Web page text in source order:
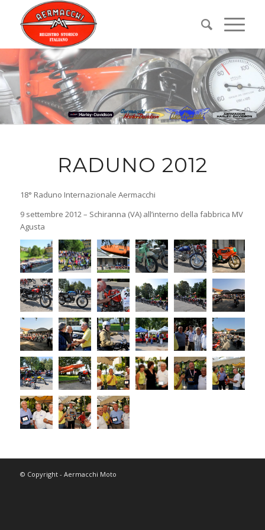
RADUNO 2012
18° Raduno Internazionale Aermacchi
9 settembre 2012 – Schiranna (VA) all’interno della fabbrica MV
Agusta
© Copyright - Aermacchi Moto